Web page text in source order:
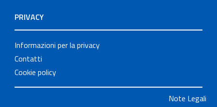
PRIVACY
Informazioni per la privacy
Contatti
Cookie policy
Note Legali